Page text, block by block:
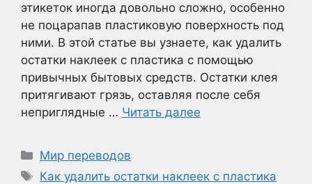
этикеток иногда довольно сложно, особенно
не поцарапав пластиковую поверхность под
ними. В этой статье вы узнаете, как удалить
остатки наклеек с пластика с помощью
привычных бытовых средств. Остатки клея
притягивают грязь, оставляя после себя
неприглядные … Читать далее
Рубрики
Мир переводов
Метки
Как удалить остатки наклеек с пластика